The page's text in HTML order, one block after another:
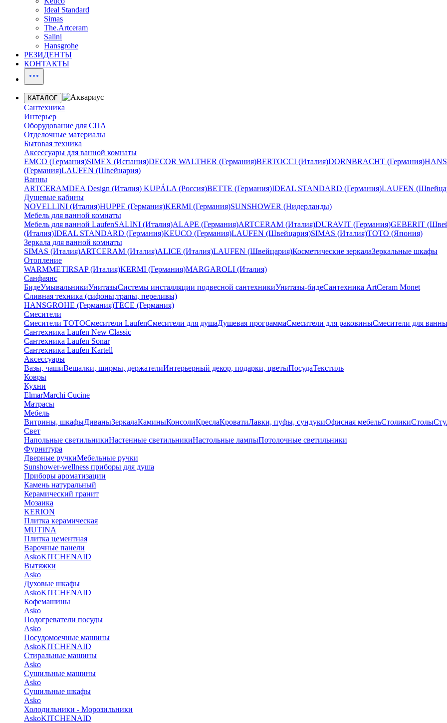
Ideal Standard
Simas
The.Artceram
Salini
Hansgrohe
РЕЗИДЕНТЫ
КОНТАКТЫ
КАТАЛОГ
Сантехника
Интерьер
Оборудование для СПА
Отделочные материалы
Бытовая техника
Аксессуары для ванной комнаты
EMCO (Германия)SIMEX (Испания)DECOR WALTHER (Германия)BERTOCCI (Италия)DORNBRACHT (Германия)
(Германия)LAUFEN (Швейцария)
Ванны
ARTCERAMDEA Design (Италия) KUPÁLA (Россия)BETTE (Германия)IDEAL STANDARD (Германия)LAUFEN
Душевые кабины
NOVELLINI (Италия)HUPPE (Германия)KERMI (Германия)SUNSHOWER (Нидерланды)
Мебель для ванной комнаты
Мебель для ванной LaufenSALINI (Италия)ALAPE (Германия)ARTCERAM (Италия)DURAVIT (Германия)GEBERIT
(Италия)IDEAL STANDARD (Германия)KEUCO (Германия)LAUFEN (Швейцария)SIMAS (Италия)TOTO (Япония)
Зеркала для ванной комнаты
SIMAS (Италия)ARTCERAM (Италия)ALICE (Италия)LAUFEN (Швейцария)Косметические зеркалаЗеркальные шкафы
Отопление
WARMMETIRSAP (Италия)KERMI (Германия)MARGAROLI (Италия)
Санфаянс
БидеУмывальникиУнитазыСистемы инсталляции подвесной сантехникиУнитазы-бидеСантехника ArtCeram Monet
Сливная техника (сифоны,трапы, переливы)
HANSGROHE (Германия)TECE (Германия)
Смесители
Смесители TOTOСмесители LaufenСмесители для душаДушевая программаСмесители для раковиныСмесители для ванны
Сантехника Laufen New Classic
Сантехника Laufen Sonar
Сантехника Laufen Kartell
Аксессуары
Вазы, чашиВешалки, ширмы, держателиИнтерьерный декор, подарки, цветыПосудаТекстиль
Ковры
Кухни
ElmarMarchi Cucine
Матрасы
Мебель
Витрины, шкафыДиваныЗеркалаКаминыКонсолиКреслаКроватиЛавки, пуфы, сундукиОфисная мебельСтоликиСтолы
Свет
Напольные светильникиНастенные светильникиНастольные лампыПотолочные светильники
Фурнитура
Дверные ручкиМебельные ручки
Sunshower-wellness приборы для душа
Приборы ароматизации
Камень натуральный
Керамический гранит
Мозаика
KERION
Плитка керамическая
MUTINA
Плитка цементная
Варочные панели
AskoKITCHENAID
Вытяжки
Asko
Духовые шкафы
AskoKITCHENAID
Кофемашины
Asko
Подогреватели посуды
Asko
Посудомоечные машины
AskoKITCHENAID
Стиральные машины
Asko
Сушильные машины
Asko
Сушильные шкафы
Asko
Холодильники - Морозильники
AskoKITCHENAID